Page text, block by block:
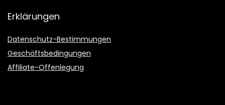
Erklärungen
Datenschutz-Bestimmungen
Geschäftsbedingungen
Affiliate-Offenlegung